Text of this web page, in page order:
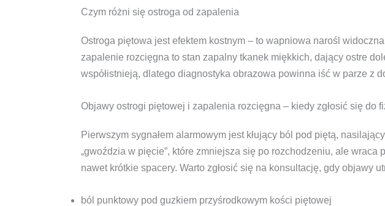
Czym różni się ostroga od zapalenia
Ostroga piętowa jest efektem kostnym – to wapniowa narośl
zapalenie rozcięgna to stan zapalny tkanek miękkich, dający ostre
współistnieją, dlatego diagnostyka obrazowa powinna iść w parze z
Objawy ostrogi piętowej i zapalenia rozcięgna – kiedy zgłosić się do
Pierwszym sygnałem alarmowym jest kłujący ból pod piętą,
„gwoździa w pięcie”, które zmniejsza się po rozchodzeniu, ale
nawet krótkie spacery. Warto zgłosić się na konsultację, gdy objawy
ból punktowy pod guzkiem przyśrodkowym kości piętowej